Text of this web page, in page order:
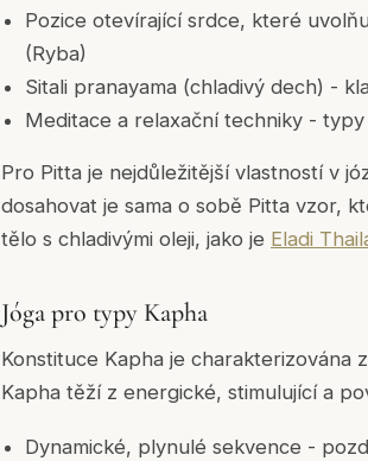
Pozice otevírající srdce, které
(Ryba)
Sitali pranayama (chladivý dech) -
Meditace a relaxační techniky -
Pro Pitta je nejdůležitější vlastností v
dosahovat je sama o sobě Pitta vzor,
tělo s chladivými oleji, jako je Eladi
Jóga pro typy Kapha
Konstituce Kapha je charakterizována
Kapha těží z energické, stimulující a
Dynamické, plynulé sekvence -